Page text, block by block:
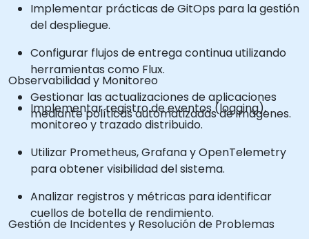
Implementar prácticas de GitOps para la gestión
del despliegue.
Configurar flujos de entrega continua utilizando
herramientas como Flux.
Gestionar las actualizaciones de aplicaciones
mediante políticas automatizadas de imágenes.
Observabilidad y Monitoreo
Implementar registro de eventos (logging),
monitoreo y trazado distribuido.
Utilizar Prometheus, Grafana y OpenTelemetry
para obtener visibilidad del sistema.
Analizar registros y métricas para identificar
cuellos de botella de rendimiento.
Gestión de Incidentes y Resolución de Problemas